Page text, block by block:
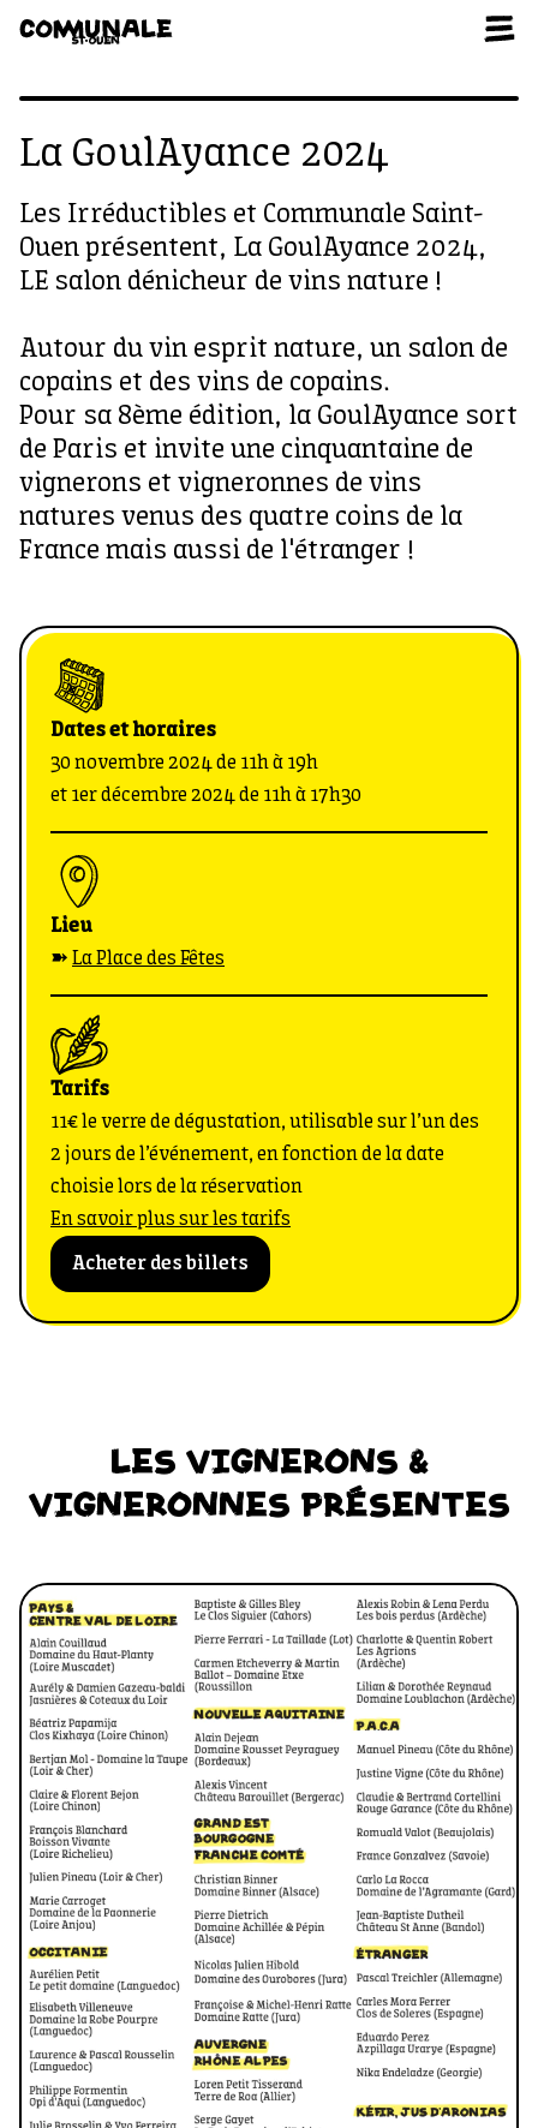
Aller au contenu
La GoulAyance 2024
Les Irréductibles et Communale Saint-
Ouen présentent, La GoulAyance 2024,
LE salon dénicheur de vins nature !
Autour du vin esprit nature, un salon de
copains et des vins de copains.
Pour sa 8ème édition, la GoulAyance sort
de Paris et invite une cinquantaine de
vignerons et vigneronnes de vins
natures venus des quatre coins de la
France mais aussi de l'étranger !
Dates et horaires
30 novembre 2024 de 11h à 19h
et 1er décembre 2024 de 11h à 17h30
Lieu
➽ La Place des Fêtes
Tarifs
11€ le verre de dégustation, utilisable sur l’un des
2 jours de l’événement, en fonction de la date
choisie lors de la réservation
En savoir plus sur les tarifs
Acheter des billets
LES VIGNERONS &
VIGNERONNES PRÉSENTES